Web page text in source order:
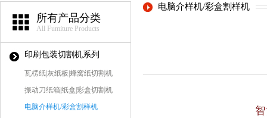
所有产品分类
All Fumiture Products
印刷包装切割机系列
瓦楞纸|灰纸板|蜂窝纸切割机
振动刀纸箱|纸盒|彩盒切割机
电脑介样机/彩盒割样机
电脑介样机/彩盒割样机